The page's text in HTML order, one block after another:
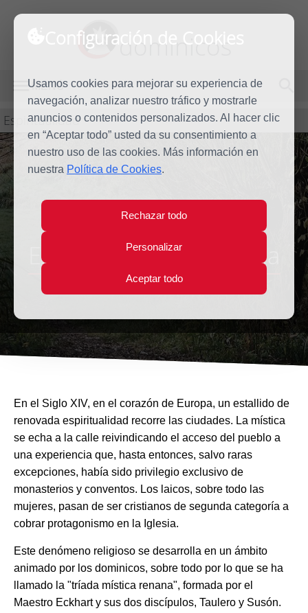
Configuración de Cookies
Usamos cookies para mejorar su experiencia de
navegación, analizar nuestro tráfico y mostrarle
anuncios o contenidos personalizados. Al hacer clic
en “Aceptar todo” usted da su consentimiento a
nuestro uso de las cookies. Más información en
nuestra Política de Cookies.
Rechazar todo
Personalizar
Aceptar todo
dominicos
MENÚ
Espiritualidad
Escuela Mística Renana
En el Siglo XIV, en el corazón de Europa, un estallido de
renovada espiritualidad recorre las ciudades. La mística
se echa a la calle reivindicando el acceso del pueblo a
una experiencia que, hasta entonces, salvo raras
excepciones, había sido privilegio exclusivo de
monasterios y conventos. Los laicos, sobre todo las
mujeres, pasan de ser cristianos de segunda categoría a
cobrar protagonismo en la Iglesia.
Este denómeno religioso se desarrolla en un ámbito
animado por los dominicos, sobre todo por lo que se ha
llamado la "tríada mística renana", formada por el
Maestro Eckhart y sus dos discípulos, Taulero y Susón.